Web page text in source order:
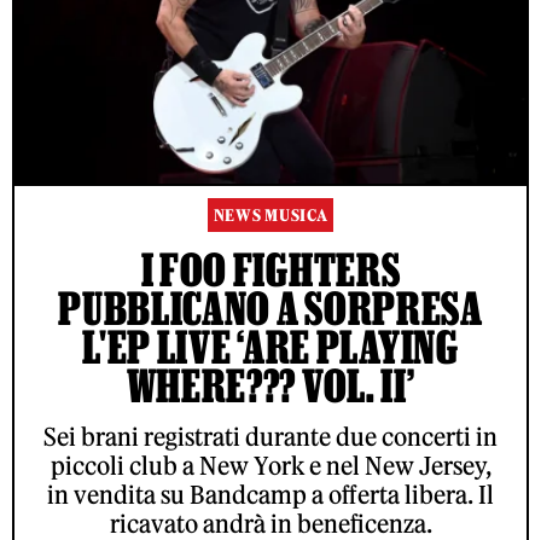
NEWS MUSICA
I FOO FIGHTERS
PUBBLICANO A SORPRESA
L'EP LIVE ‘ARE PLAYING
WHERE??? VOL. II’
Sei brani registrati durante due concerti in
piccoli club a New York e nel New Jersey,
in vendita su Bandcamp a offerta libera. Il
ricavato andrà in beneficenza.